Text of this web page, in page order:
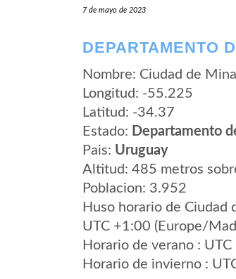
7 de mayo de 2023
DEPARTAMENTO
Nombre: Ciudad de
Longitud: -55.225
Latitud: -34.37
Estado: Departamento
Pais: Uruguay
Altitud: 485 metros
Poblacion: 3.952
Huso horario de Ciudad
UTC +1:00 (Europe/
Horario de verano :
Horario de invierno :